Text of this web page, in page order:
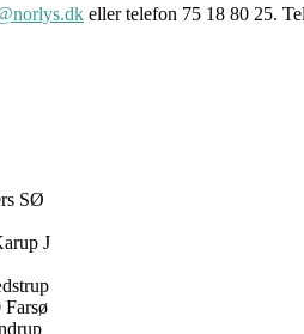
eller telefon 75 18 80 25.
SØ
J